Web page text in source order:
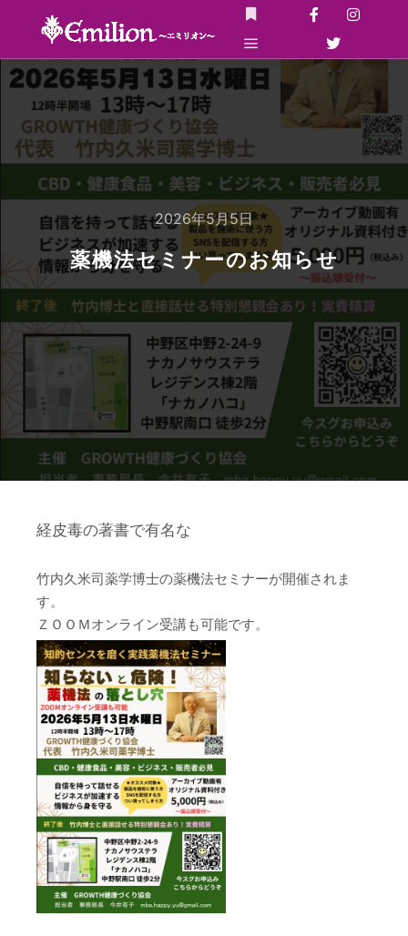
詳細
メインメニュー
2026年5月5日
薬機法セミナーのお知らせ
経皮毒の著書で有名な
竹内久米司薬学博士の薬機法セミナーが開催されま
す。
ＺＯＯＭオンライン受講も可能です。